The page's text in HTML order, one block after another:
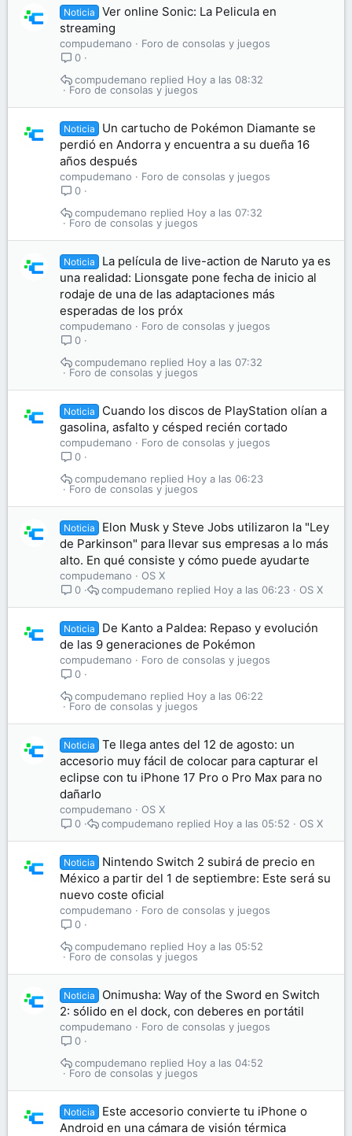
Noticia
Ver online Sonic: La Pelicula en
streaming
compudemano
Foro de consolas y juegos
0
Foro de consolas y juegos
Hoy a las 08:32
compudemano
Noticia
Un cartucho de Pokémon Diamante se
perdió en Andorra y encuentra a su dueña 16
años después
compudemano
Foro de consolas y juegos
0
Foro de consolas y juegos
Hoy a las 07:32
compudemano
Noticia
La película de live-action de Naruto ya es
una realidad: Lionsgate pone fecha de inicio al
rodaje de una de las adaptaciones más
esperadas de los próx
compudemano
Foro de consolas y juegos
0
Foro de consolas y juegos
Hoy a las 07:32
compudemano
Noticia
Cuando los discos de PlayStation olían a
gasolina, asfalto y césped recién cortado
compudemano
Foro de consolas y juegos
0
Foro de consolas y juegos
Hoy a las 06:23
compudemano
Noticia
Elon Musk y Steve Jobs utilizaron la "Ley
de Parkinson" para llevar sus empresas a lo más
alto. En qué consiste y cómo puede ayudarte
compudemano
OS X
0
OS X
Hoy a las 06:23
compudemano
Noticia
De Kanto a Paldea: Repaso y evolución
de las 9 generaciones de Pokémon
compudemano
Foro de consolas y juegos
0
Foro de consolas y juegos
Hoy a las 06:22
compudemano
Noticia
Te llega antes del 12 de agosto: un
accesorio muy fácil de colocar para capturar el
eclipse con tu iPhone 17 Pro o Pro Max para no
dañarlo
compudemano
OS X
0
OS X
Hoy a las 05:52
compudemano
Noticia
Nintendo Switch 2 subirá de precio en
México a partir del 1 de septiembre: Este será su
nuevo coste oficial
compudemano
Foro de consolas y juegos
0
Foro de consolas y juegos
Hoy a las 05:52
compudemano
Noticia
Onimusha: Way of the Sword en Switch
2: sólido en el dock, con deberes en portátil
compudemano
Foro de consolas y juegos
0
Foro de consolas y juegos
Hoy a las 04:52
compudemano
Noticia
Este accesorio convierte tu iPhone o
Android en una cámara de visión térmica